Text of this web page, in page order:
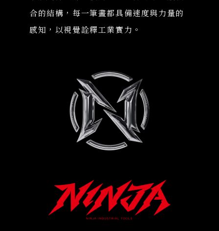
合的結構，每一筆畫都具備速度與力量的
感知，以視覺詮釋工業實力。